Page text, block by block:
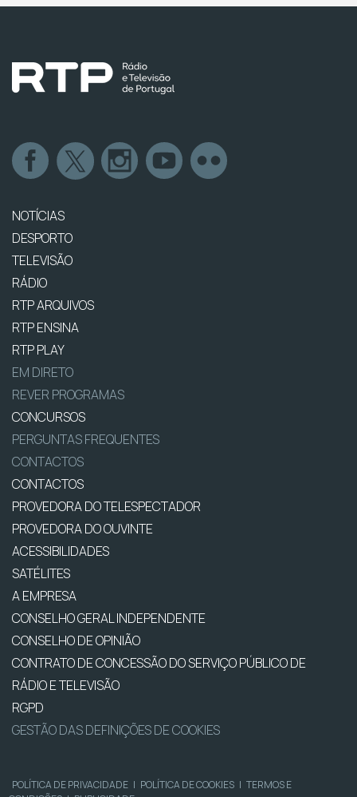
NOTÍCIAS
DESPORTO
TELEVISÃO
RÁDIO
RTP ARQUIVOS
RTP ENSINA
RTP PLAY
EM DIRETO
REVER PROGRAMAS
CONCURSOS
PERGUNTAS FREQUENTES
CONTACTOS
CONTACTOS
PROVEDORA DO TELESPECTADOR
PROVEDORA DO OUVINTE
ACESSIBILIDADES
SATÉLITES
A EMPRESA
CONSELHO GERAL INDEPENDENTE
CONSELHO DE OPINIÃO
CONTRATO DE CONCESSÃO DO SERVIÇO PÚBLICO DE
RÁDIO E TELEVISÃO
RGPD
GESTÃO DAS DEFINIÇÕES DE COOKIES
POLÍTICA DE PRIVACIDADE | POLÍTICA DE COOKIES | TERMOS E